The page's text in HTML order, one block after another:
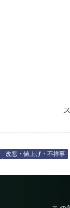
改悪・値上げ・不祥事